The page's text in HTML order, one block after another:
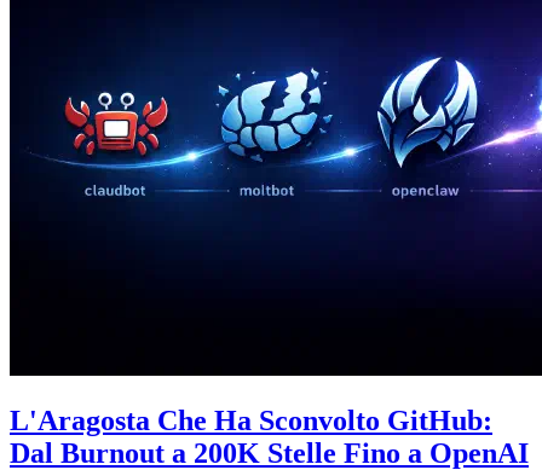
L'Aragosta Che Ha Sconvolto GitHub:
Dal Burnout a 200K Stelle Fino a OpenAI